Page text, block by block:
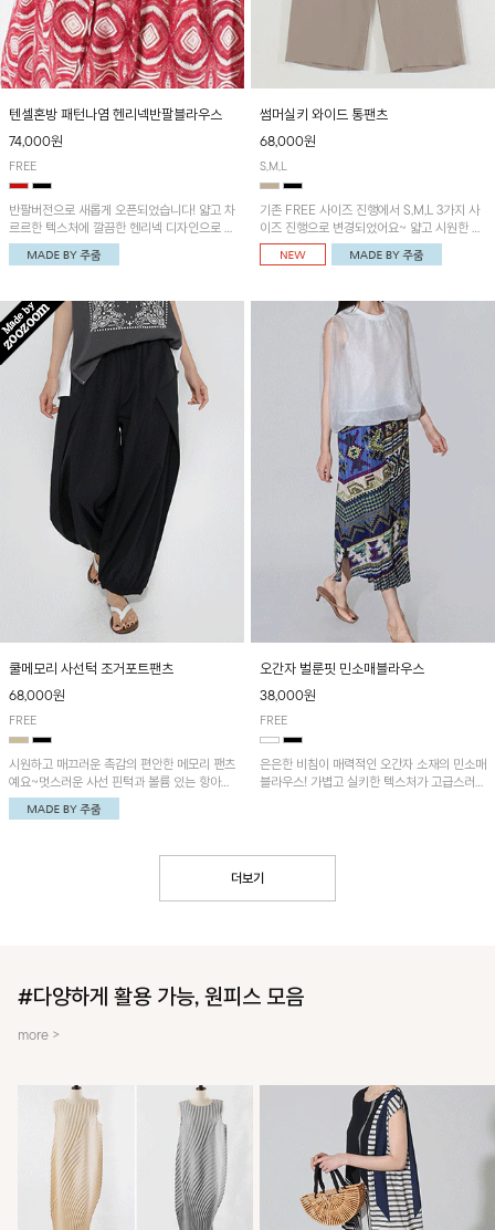
텐셀혼방 패턴나염 헨리넥반팔블라우스
74,000원
FREE
반팔버전으로 새롭게 오픈되었습니다! 얇고 차
르르한 텍스처에 깔끔한 헨리넥 디자인으로 제
작된 블라우스예요~볼륨감있는 소매 셔링과
세련된 나염패턴으로 유니크한 매력 UP!
썸머실키 와이드 통팬츠
68,000원
S,M,L
기존 FREE 사이즈 진행에서 S,M,L 3가지 사
이즈 진행으로 변경되었어요~ 얇고 시원한 원
단으로 제작된 와이드팬츠! 베이직한 디자인으
로 코디 활용도가 높은 아이템이에요~
쿨메모리 사선턱 조거포트팬츠
68,000원
FREE
시원하고 매끄러운 촉감의 편안한 메모리 팬츠
예요~멋스러운 사선 핀턱과 볼륨 있는 항아리
핏이 유니크한 아이템!
오간자 벌룬핏 민소매블라우스
38,000원
FREE
은은한 비침이 매력적인 오간자 소재의 민소매
블라우스! 가볍고 실키한 텍스처가 고급스러운
더보기
#다양하게 활용 가능, 원피스 모음
more >